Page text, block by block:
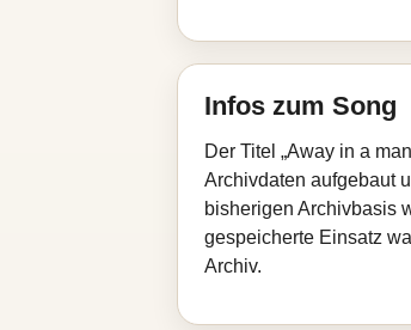
Infos zum Song
Der Titel „Away in a
Archivdaten aufgebaut
bisherigen Archivbasis
gespeicherte Einsatz
Archiv.